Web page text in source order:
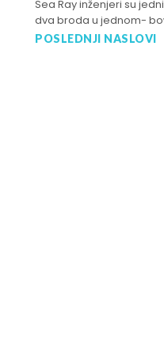
Sea Ray inženjeri su
dva broda u jednom-
POSLEDNJI NASLOVI